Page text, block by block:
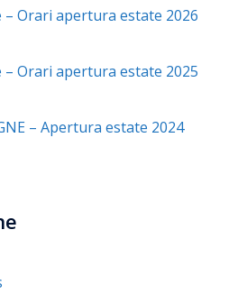
– Orari apertura estate 2026
– Orari apertura estate 2025
– Apertura estate 2024